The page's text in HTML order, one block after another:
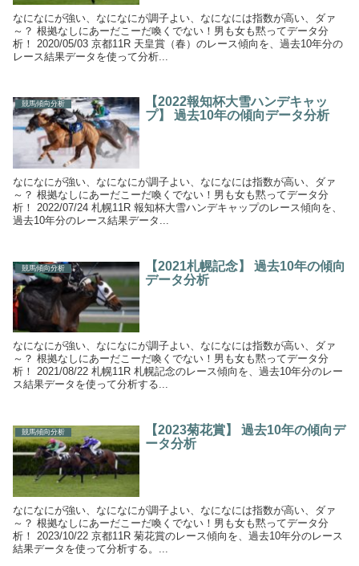
なになにが強い、なになにが調子よい、なになには指数が高い、ダァ
～？ 根拠なしにあーだこーだ喚くでない！男も女も黙ってデータ分
析！ 2020/05/03 京都11R 天皇賞（春）のレース傾向を、過去10年分の
レース結果データを使って分析...
競馬傾向分析
【2022報知杯大雪ハンデキャッ
プ】 過去10年の傾向データ分析
なになにが強い、なになにが調子よい、なになには指数が高い、ダァ
～？ 根拠なしにあーだこーだ喚くでない！男も女も黙ってデータ分
析！ 2022/07/24 札幌11R 報知杯大雪ハンデキャップのレース傾向を、
過去10年分のレース結果データ...
競馬傾向分析
【2021札幌記念】 過去10年の傾向
データ分析
なになにが強い、なになにが調子よい、なになには指数が高い、ダァ
～？ 根拠なしにあーだこーだ喚くでない！男も女も黙ってデータ分
析！ 2021/08/22 札幌11R 札幌記念のレース傾向を、過去10年分のレー
ス結果データを使って分析する...
競馬傾向分析
【2023菊花賞】 過去10年の傾向デ
ータ分析
なになにが強い、なになにが調子よい、なになには指数が高い、ダァ
～？ 根拠なしにあーだこーだ喚くでない！男も女も黙ってデータ分
析！ 2023/10/22 京都11R 菊花賞のレース傾向を、過去10年分のレース
結果データを使って分析する。...